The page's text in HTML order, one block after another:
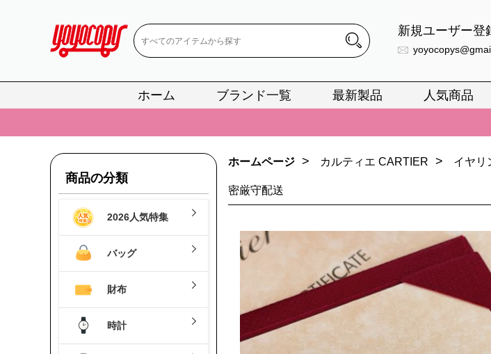
新規ユーザー登
ホーム ブランド一覧 最新製品 人気商品
📢 当店は正真正銘のn級スーパーコピーのみ取扱い。最
📢 新作入荷！ルイ・ヴィトンスーパーコピー バッグ最
📢 当店は正真正銘のn級スーパーコピーのみ取扱い。最
📢 新作入荷！ルイ・ヴィトンスーパーコピー バッグ最
商品の分類
2026人気特集
バッグ
財布
時計
ホームページ > カルティエ CARTIER > イヤリ
密厳守配送